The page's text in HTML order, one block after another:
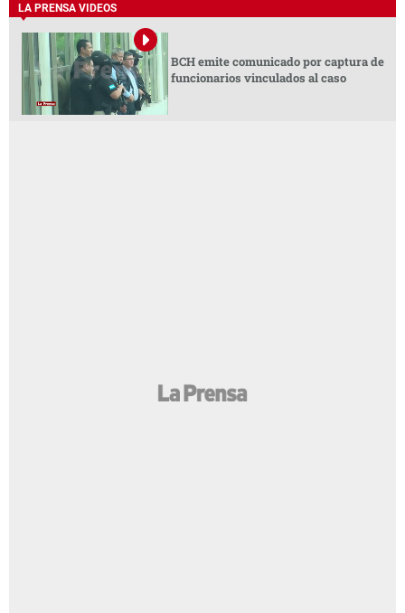
LA PRENSA VIDEOS
BCH emite comunicado por captura de
funcionarios vinculados al caso